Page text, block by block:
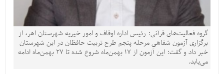
گروه فعالیت‌های قرآنی: رئیس اداره اوقاف و امور خیریه شهرستان اهر، از
برگزاری آزمون شفاهی مرحله پنجم طرح تربیت حافظان در این شهرستان
خبر داد و گفت: این آزمون از ۱۷ بهمن‌ماه شروع شده تا ۲۷ بهمن‌ماه ادامه
می‌یابد.